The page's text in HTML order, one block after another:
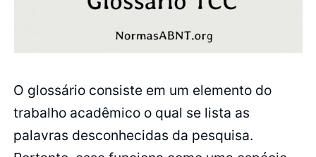
O glossário consiste em um elemento do
trabalho acadêmico o qual se lista as
palavras desconhecidas da pesquisa.